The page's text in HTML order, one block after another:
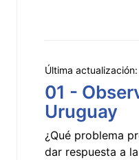
Última actualización:
01 -
Uruguay
¿Qué problema
dar respuesta a